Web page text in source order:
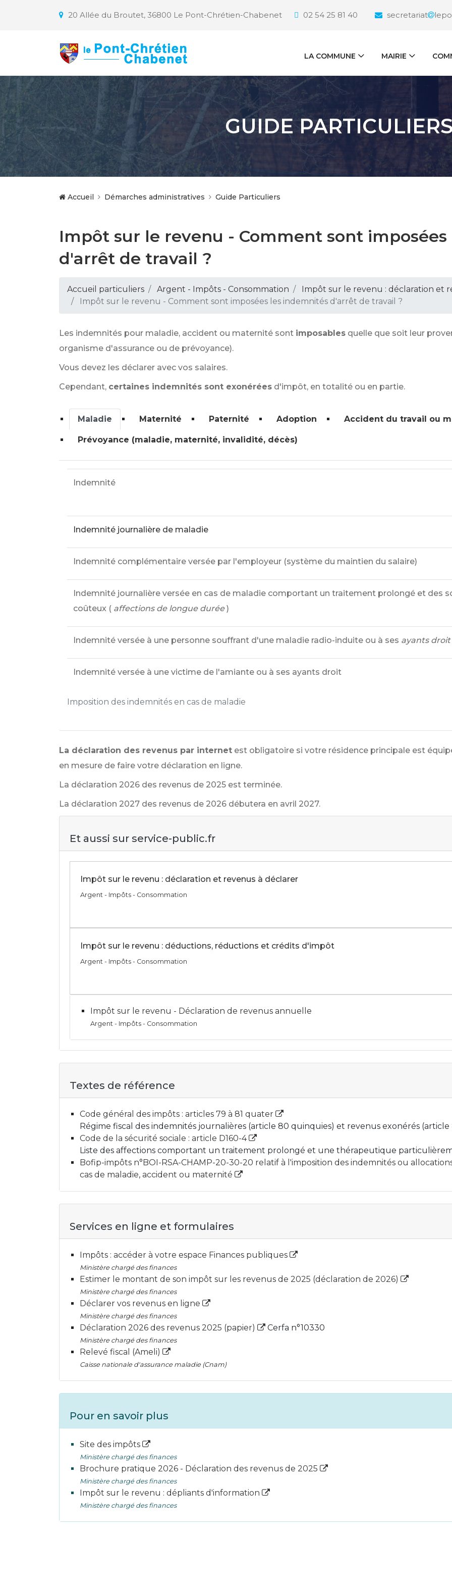
20 Allée du Broutet, 36800 Le Pont-Chrétien-Chabenet 02 54 25 81 40 secretariat
LA COMMUNE MAIRIE
GUIDE
Accueil Démarches administratives Guide Particuliers
Impôt sur le revenu - Comment sont
d'arrêt de travail ?
Accueil particuliers Argent - Impôts - Consommation
Impôt sur le revenu : déclaration et
Impôt sur le revenu - Comment sont imposées les indemnités d'arrêt de travail ?
Les indemnités pour maladie, accident ou maternité sont imposables quelle que soit leur
organisme d'assurance ou de prévoyance).
Vous devez les déclarer avec vos salaires.
Cependant, certaines indemnités sont exonérées d'impôt, en totalité ou en partie.
Maladie Maternité Paternité Adoption Accident du travail ou
Prévoyance (maladie, maternité, invalidité, décès)
Imposition des indemnités en cas de maladie
Indemnité
Indemnité journalière de maladie
Indemnité complémentaire versée par l'employeur (système du maintien du salaire)
Indemnité journalière versée en cas de maladie comportant un traitement prolongé et des
coûteux ( affections de longue durée )
Indemnité versée à une personne souffrant d'une maladie radio-induite ou à ses ayants droit
Indemnité versée à une victime de l'amiante ou à ses ayants droit
La déclaration des revenus par internet est obligatoire si votre résidence principale est
en mesure de faire votre déclaration en ligne.
La déclaration 2026 des revenus de 2025 est terminée.
La déclaration 2027 des revenus de 2026 débutera en avril 2027.
Et aussi sur service-public.fr
Impôt sur le revenu : déclaration et revenus à déclarer
Argent - Impôts - Consommation
Impôt sur le revenu : déductions, réductions et crédits d'impôt
Argent - Impôts - Consommation
Impôt sur le revenu - Déclaration de revenus annuelle
Argent - Impôts - Consommation
Textes de référence
Code général des impôts : articles 79 à 81 quater
Régime fiscal des indemnités journalières (article 80 quinquies) et revenus exonérés (article
Code de la sécurité sociale : article D160-4
Liste des affections comportant un traitement prolongé et une thérapeutique
Bofip-impôts n°BOI-RSA-CHAMP-20-30-20 relatif à l'imposition des indemnités ou
cas de maladie, accident ou maternité
Services en ligne et formulaires
Impôts : accéder à votre espace Finances publiques
Ministère chargé des finances
Estimer le montant de son impôt sur les revenus de 2025 (déclaration de 2026)
Ministère chargé des finances
Déclarer vos revenus en ligne
Ministère chargé des finances
Déclaration 2026 des revenus 2025 (papier) Cerfa n°10330
Ministère chargé des finances
Relevé fiscal (Ameli)
Caisse nationale d'assurance maladie (Cnam)
Pour en savoir plus
Site des impôts
Ministère chargé des finances
Brochure pratique 2026 - Déclaration des revenus de 2025
Ministère chargé des finances
Impôt sur le revenu : dépliants d'information
Ministère chargé des finances